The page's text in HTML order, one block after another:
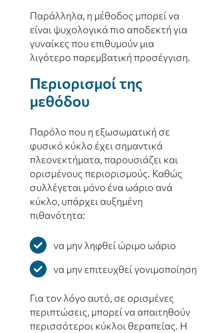
Παράλληλα, η μέθοδος μπορεί να
είναι ψυχολογικά πιο αποδεκτή για
γυναίκες που επιθυμούν μια
λιγότερο παρεμβατική προσέγγιση.
Περιορισμοί της
μεθόδου
Παρόλο που η εξωσωματική σε
φυσικό κύκλο έχει σημαντικά
πλεονεκτήματα, παρουσιάζει και
ορισμένους περιορισμούς. Καθώς
συλλέγεται μόνο ένα ωάριο ανά
κύκλο, υπάρχει αυξημένη
πιθανότητα:
να μην ληφθεί ώριμο ωάριο
να μην επιτευχθεί γονιμοποίηση
Για τον λόγο αυτό, σε ορισμένες
περιπτώσεις, μπορεί να απαιτηθούν
περισσότεροι κύκλοι θεραπείας. Η